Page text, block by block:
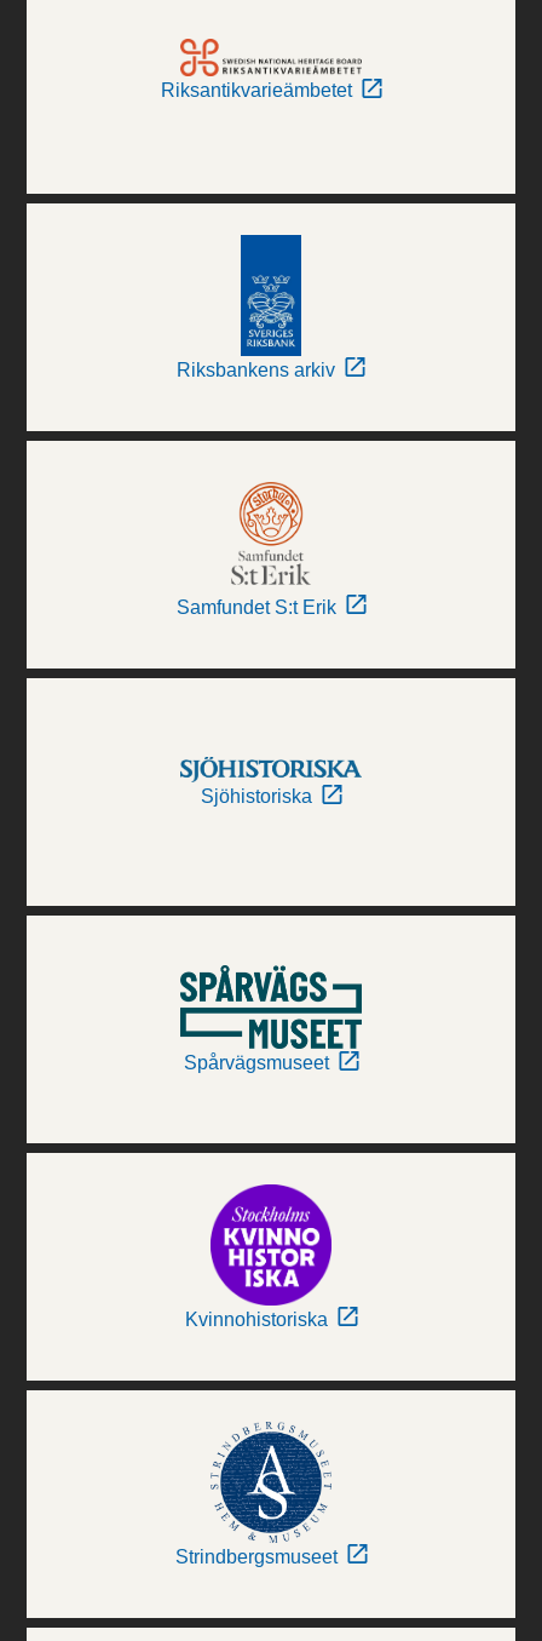
Riksantikvarieämbetet
Riksbankens arkiv
Samfundet S:t Erik
Sjöhistoriska
Spårvägsmuseet
Kvinnohistoriska
Strindbergsmuseet